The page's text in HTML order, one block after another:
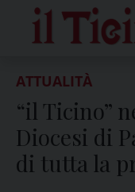
content
ATTUALITÀ
“il Ticino”
Diocesi di
di tutta la